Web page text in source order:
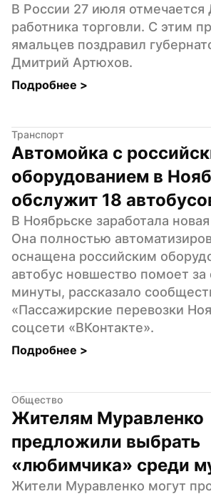
В России 27 июля отмечается
работника торговли. С этим
ямальцев поздравил
Дмитрий Артюхов.
Подробнее >
Транспорт
Автомойка с
оборудованием в
обслужит 18
В Ноябрьске заработала
Она полностью
оснащена российским
автобус новшество помоет за
минуты, рассказало
«Пассажирские перевозки
соцсети «ВКонтакте».
Подробнее >
Общество
Жителям Муравленко
предложили выбрать
«любимчика» среди
Жители Муравленко могут